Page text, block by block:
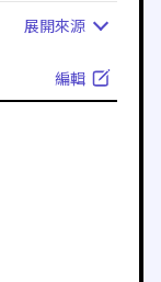
展開來源
編輯